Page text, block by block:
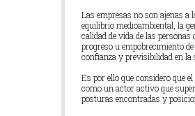
Las empresas no son ajenas a
equilibrio medioambiental, la
calidad de vida de las
progreso u empobrecimiento
confianza y previsibilidad en la
Es por ello que considero que
como un actor activo que
posturas encontradas y